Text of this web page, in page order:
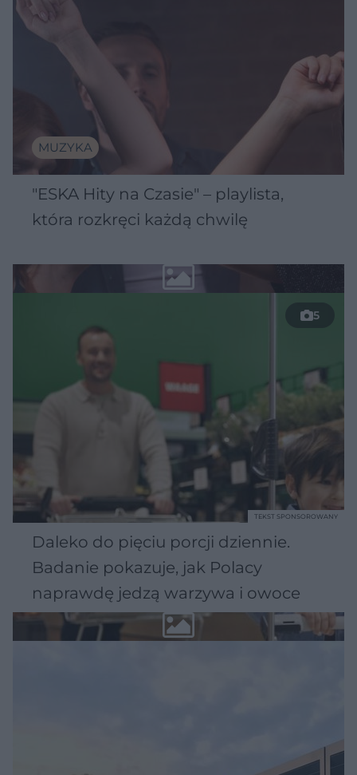
MUZYKA
"ESKA Hity na Czasie" – playlista,
która rozkręci każdą chwilę
5
Daleko do pięciu porcji dziennie.
Badanie pokazuje, jak Polacy
naprawdę jedzą warzywa i owoce
TEKST SPONSOROWANY